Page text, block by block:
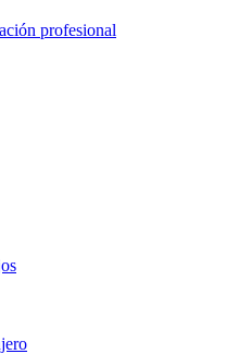
profesional